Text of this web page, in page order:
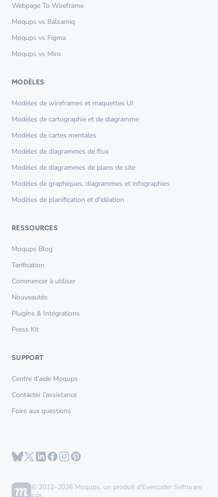
Webpage To Wireframe
Moqups vs Balsamiq
Moqups vs Figma
Moqups vs Miro
MODÈLES
Modèles de wireframes et maquettes UI
Modèles de cartographie et de diagramme
Modèles de cartes mentales
Modèles de diagrammes de flux
Modèles de diagrammes de plans de site
Modèles de graphiques, diagrammes et infographies
Modèles de planification et d'idéation
RESSOURCES
Moqups Blog
Tarification
Commencer à utiliser
Nouveautés
Plugins & Intégrations
Press Kit
SUPPORT
Centre d'aide Moqups
Contacter l’assistance
Foire aux questions
© 2012–2026 Moqups, un produit d'Evercoder Software